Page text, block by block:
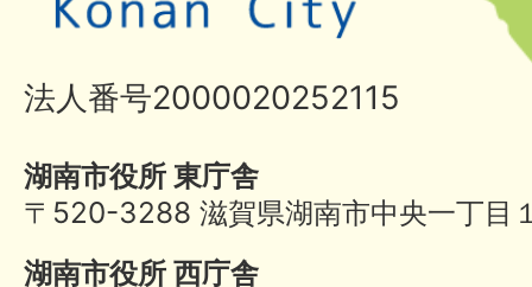
法人番号2000020252115
湖南市役所 東庁舎
〒520-3288 滋賀県湖南市中央一丁目
湖南市役所 西庁舎